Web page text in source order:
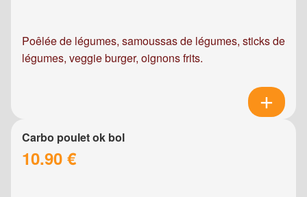
Poêlée de légumes, samoussas de légumes, sticks de
légumes, veggie burger, oignons frits.
Carbo poulet ok bol
10.90 €